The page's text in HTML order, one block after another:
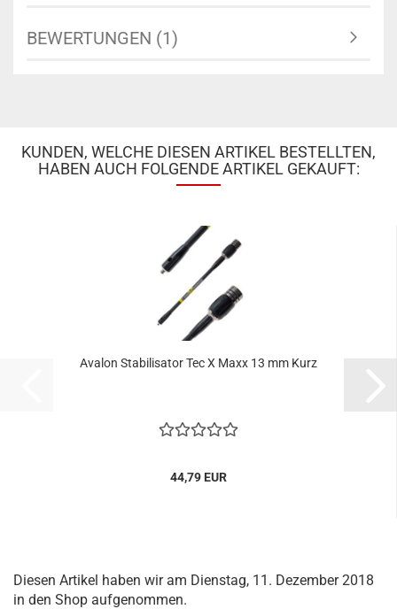
BEWERTUNGEN (1)
KUNDEN, WELCHE DIESEN ARTIKEL BESTELLTEN,
HABEN AUCH FOLGENDE ARTIKEL GEKAUFT:
Avalon Stabilisator Tec X Maxx 13 mm Kurz
44,79 EUR
Diesen Artikel haben wir am Dienstag, 11. Dezember 2018
in den Shop aufgenommen.